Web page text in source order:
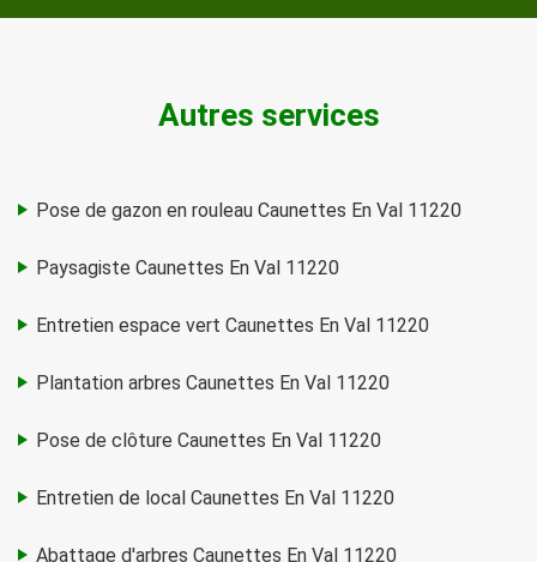
Autres services
Pose de gazon en rouleau Caunettes En Val 11220
Paysagiste Caunettes En Val 11220
Entretien espace vert Caunettes En Val 11220
Plantation arbres Caunettes En Val 11220
Pose de clôture Caunettes En Val 11220
Entretien de local Caunettes En Val 11220
Abattage d'arbres Caunettes En Val 11220